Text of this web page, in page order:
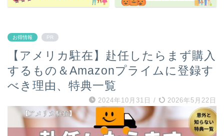
お得情報 PR
【アメリカ駐在】赴任したらまず購入
するもの＆Amazonプライムに登録す
べき理由、特典一覧
2024年10月31日 / 2026年5月22日